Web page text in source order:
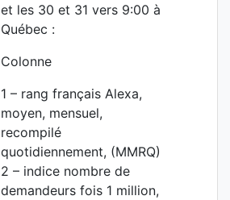
et les 30 et 31 vers 9:00 à
Québec :
Colonne
1 – rang français Alexa,
moyen, mensuel,
recompilé
quotidiennement, (MMRQ)
2 – indice nombre de
demandeurs fois 1 million,